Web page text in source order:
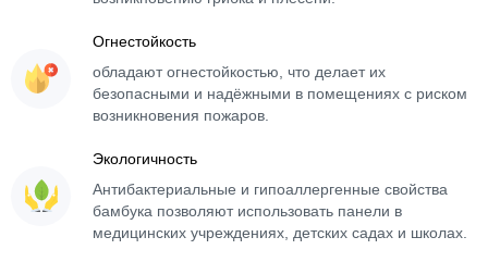
Огнестойкость
обладают огнестойкостью, что делает их
безопасными и надёжными в помещениях с риском
возникновения пожаров.
Экологичность
Антибактериальные и гипоаллергенные свойства
бамбука позволяют использовать панели в
медицинских учреждениях, детских садах и школах.